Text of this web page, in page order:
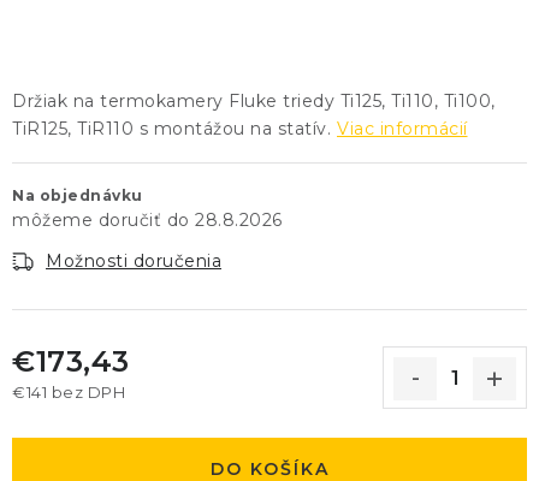
Držiak na termokamery Fluke triedy Ti125, Ti110, Ti100,
TiR125, TiR110 s montážou na statív. Viac informácií
Na objednávku
28.8.2026
Možnosti doručenia
€173,43
€141 bez DPH
DO KOŠÍKA